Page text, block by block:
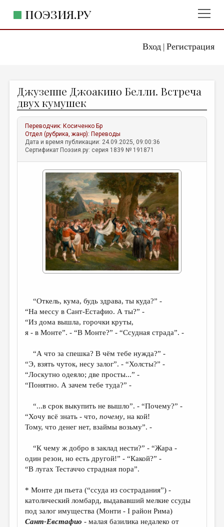
Вход| Регистрация
ПОЭЗИЯ.РУ
ЖАНРЫ
АВТОРЫ
КОММЕНТАРИИ
ЛИТСАЛОН
ПРАВИЛА САЙТА
ОТДЕЛЫ И РУБРИКИ
ИЗБРАННОЕ
ДАЙДЖЕСТ
ПРОИЗВЕДЕНИЯ
ПЕРЕВОДЫ
ДЕТСКАЯ КОМНАТА
КНИЖНАЯ ПОЛКА
СТРАНИЦЫ ПАМЯТИ
ОБЪЯВЛЕНИЯ
РЕДКОЛЛЕГИЯ
ОТ РЕДАКЦИИ
МАЛАЯ ПРОЗА
ЭССЕИСТИКА
ЛИТЕРАТУРОВЕДЕНИЕ
КУЛЬТУРОВЕДЕНИЕ
ПУБЛИЦИСТИКА
Джузеппе Джоакино Белли. Встреча
двух кумушек
Переводчик: Косиченко Бр
Отдел (рубрика, жанр): Переводы
Дата и время публикации: 24.09.2025, 09:00:36
Сертификат Поэзия.ру: серия 1839 № 191871
“Откель, кума, будь здрава, ты куда?” -
“На мессу в Сант-Естафио. А ты?” -
“Из дома вышла, горочки круты,
я - в Монте”. - “В Монте?” - “Ссудная страда”. -
“А что за спешка? В чём тебе нужда?” -
“Э, взять чуток, несу залог”. - “Холсты?” -
“Лоскутно одеяло; две просты...” -
“Понятно. А зачем тебе туда?” -
“...в срок выкупить не вышло”. - “Почему?” -
“Хочу всё знать - что,почему, на кой!
Тому, что денег нет, взаймы возьму”. -
“К чему ж добро в заклад нести?” - “Жара -
один резон, но есть другой!” - “Какой?” -
“В лугах Тестаччо страдная пора”.
* Монте ди пьета (“ссуда из сострадания”) -
католический ломбард, выдававший мелкие ссуды
под залог имущества (Монти - I район Рима)
Сант-Евстафио - малая базилика недалеко от